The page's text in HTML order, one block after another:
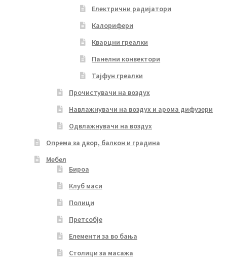
Електрични радијатори
Калорифери
Кварцни греалки
Панелни конвектори
Тајфун греалки
Прочистувачи на воздух
Навлажнувачи на воздух и арома дифузери
Одвлажнувачи на воздух
Опрема за двор, балкон и градина
Мебел
Бироа
Клуб маси
Полици
Претсобје
Елементи за во бања
Столици за масажа